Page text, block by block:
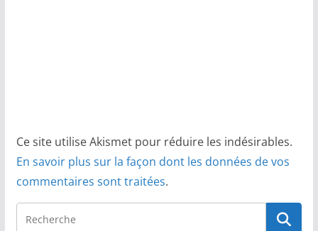
Ce site utilise Akismet pour réduire les indésirables.
En savoir plus sur la façon dont les données de vos
commentaires sont traitées.